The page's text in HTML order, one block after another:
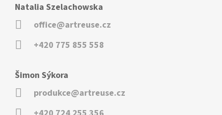
Natalia Szelachowska
office@artreuse.cz
+420 775 855 558
Šimon Sýkora
produkce@artreuse.cz